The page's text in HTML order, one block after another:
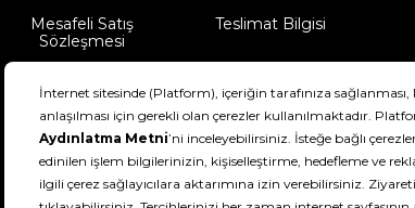
Mesafeli Satış
Sözleşmesi
Teslimat Bilgisi